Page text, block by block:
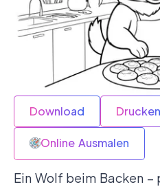
Download Drucken
Online Ausmalen
Ein Wolf beim Backen